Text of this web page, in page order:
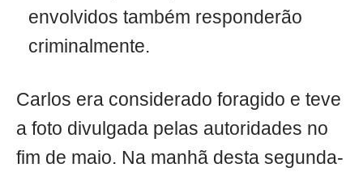
envolvidos também responderão
criminalmente.
Carlos era considerado foragido e teve
a foto divulgada pelas autoridades no
fim de maio. Na manhã desta segunda-